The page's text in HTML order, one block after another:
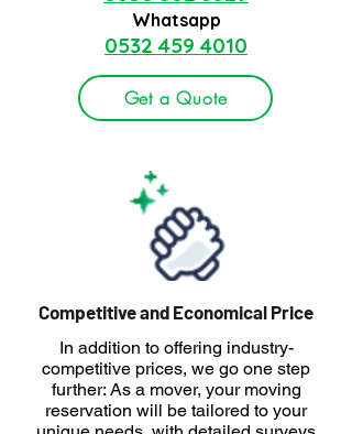
Whatsapp
0532 459 4010
Get a Quote
Competitive and Economical Price
In addition to offering industry-
competitive prices, we go one step
further: As a mover, your moving
reservation will be tailored to your